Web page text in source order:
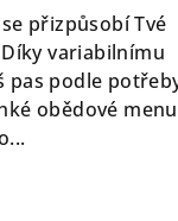
přizpůsobí Tvé
variabilnímu
pas podle
obědové